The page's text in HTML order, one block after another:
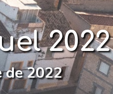
2022
de 2022